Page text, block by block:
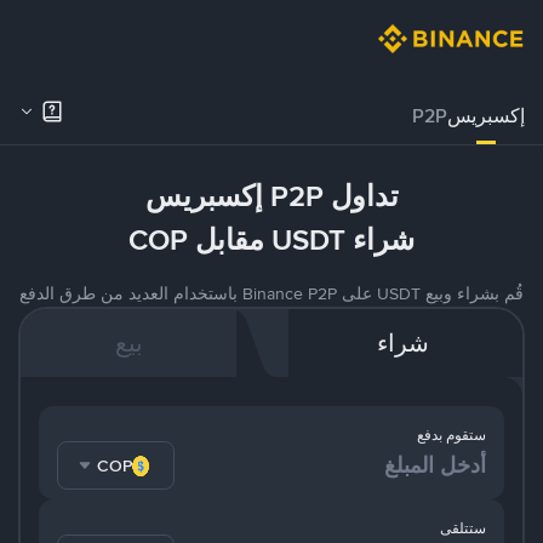
إكسبريسP2P
تداول P2P إكسبريس
شراء USDT مقابل COP
قُم بشراء وبيع USDT على Binance P2P باستخدام العديد من طرق الدفع
شراء بيع
ستقوم بدفع
COP
ستتلقى